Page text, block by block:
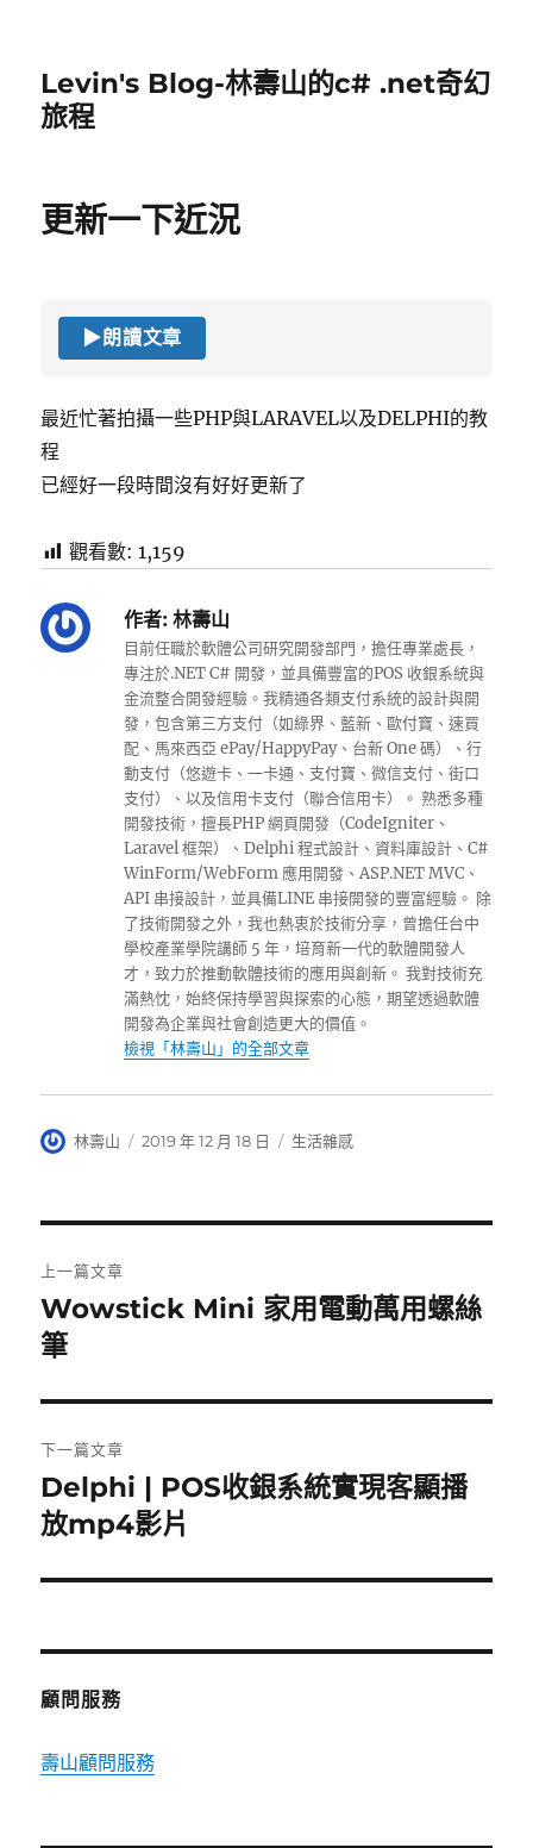
Levin's Blog-林壽山的c# .net奇幻
旅程
更新一下近況
▶朗讀文章
最近忙著拍攝一些PHP與LARAVEL以及DELPHI的教
程
已經好一段時間沒有好好更新了
觀看數: 1,159
作者: 林壽山
目前任職於軟體公司研究開發部門，擔任專業處長，
專注於.NET C# 開發，並具備豐富的POS 收銀系統與
金流整合開發經驗。我精通各類支付系統的設計與開
發，包含第三方支付（如綠界、藍新、歐付寶、速買
配、馬來西亞 ePay/HappyPay、台新 One 碼）、行
動支付（悠遊卡、一卡通、支付寶、微信支付、街口
支付）、以及信用卡支付（聯合信用卡）。 熟悉多種
開發技術，擅長PHP 網頁開發（CodeIgniter、
Laravel 框架）、Delphi 程式設計、資料庫設計、C#
WinForm/WebForm 應用開發、ASP.NET MVC、
API 串接設計，並具備LINE 串接開發的豐富經驗。 除
了技術開發之外，我也熱衷於技術分享，曾擔任台中
學校產業學院講師 5 年，培育新一代的軟體開發人
才，致力於推動軟體技術的應用與創新。 我對技術充
滿熱忱，始終保持學習與探索的心態，期望透過軟體
開發為企業與社會創造更大的價值。
檢視「林壽山」的全部文章
作
林壽山
發
2019 年 12 月 18 日
分
生活雜感
章
導
覽
上一篇文章
上
一
文
章:
Wowstick Mini 家用電動萬用螺絲
筆
下一篇文章
下
一
文
Delphi | POS收銀系統實現客顯播
放mp4影片
顧問服務
壽山顧問服務